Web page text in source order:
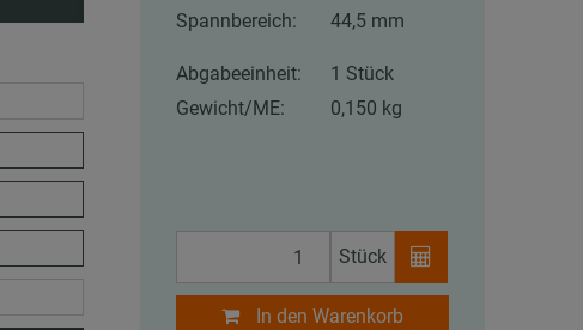
Spannbereich: 44,5 mm
Abgabeeinheit:
1 Stück
Gewicht/ME:
0,150 kg
Stück
In den Warenkorb